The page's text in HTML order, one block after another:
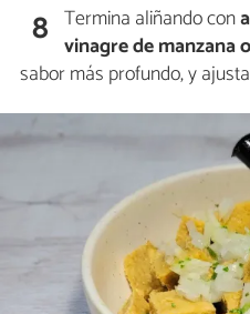
8 Termina aliñando con
vinagre de manzana
sabor más profundo, y